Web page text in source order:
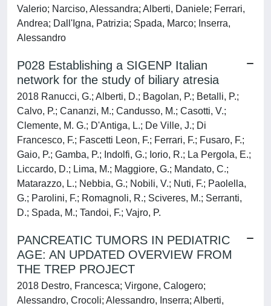
Valerio; Narciso, Alessandra; Alberti, Daniele; Ferrari,
Andrea; Dall'Igna, Patrizia; Spada, Marco; Inserra,
Alessandro
P028 Establishing a SIGENP Italian
network for the study of biliary atresia
2018 Ranucci, G.; Alberti, D.; Bagolan, P.; Betalli, P.;
Calvo, P.; Cananzi, M.; Candusso, M.; Casotti, V.;
Clemente, M. G.; D'Antiga, L.; De Ville, J.; Di
Francesco, F.; Fascetti Leon, F.; Ferrari, F.; Fusaro, F.;
Gaio, P.; Gamba, P.; Indolfi, G.; Iorio, R.; La Pergola, E.;
Liccardo, D.; Lima, M.; Maggiore, G.; Mandato, C.;
Matarazzo, L.; Nebbia, G.; Nobili, V.; Nuti, F.; Paolella,
G.; Parolini, F.; Romagnoli, R.; Sciveres, M.; Serranti,
D.; Spada, M.; Tandoi, F.; Vajro, P.
PANCREATIC TUMORS IN PEDIATRIC
AGE: AN UPDATED OVERVIEW FROM
THE TREP PROJECT
2018 Destro, Francesca; Virgone, Calogero;
Alessandro, Crocoli; Alessandro, Inserra; Alberti,